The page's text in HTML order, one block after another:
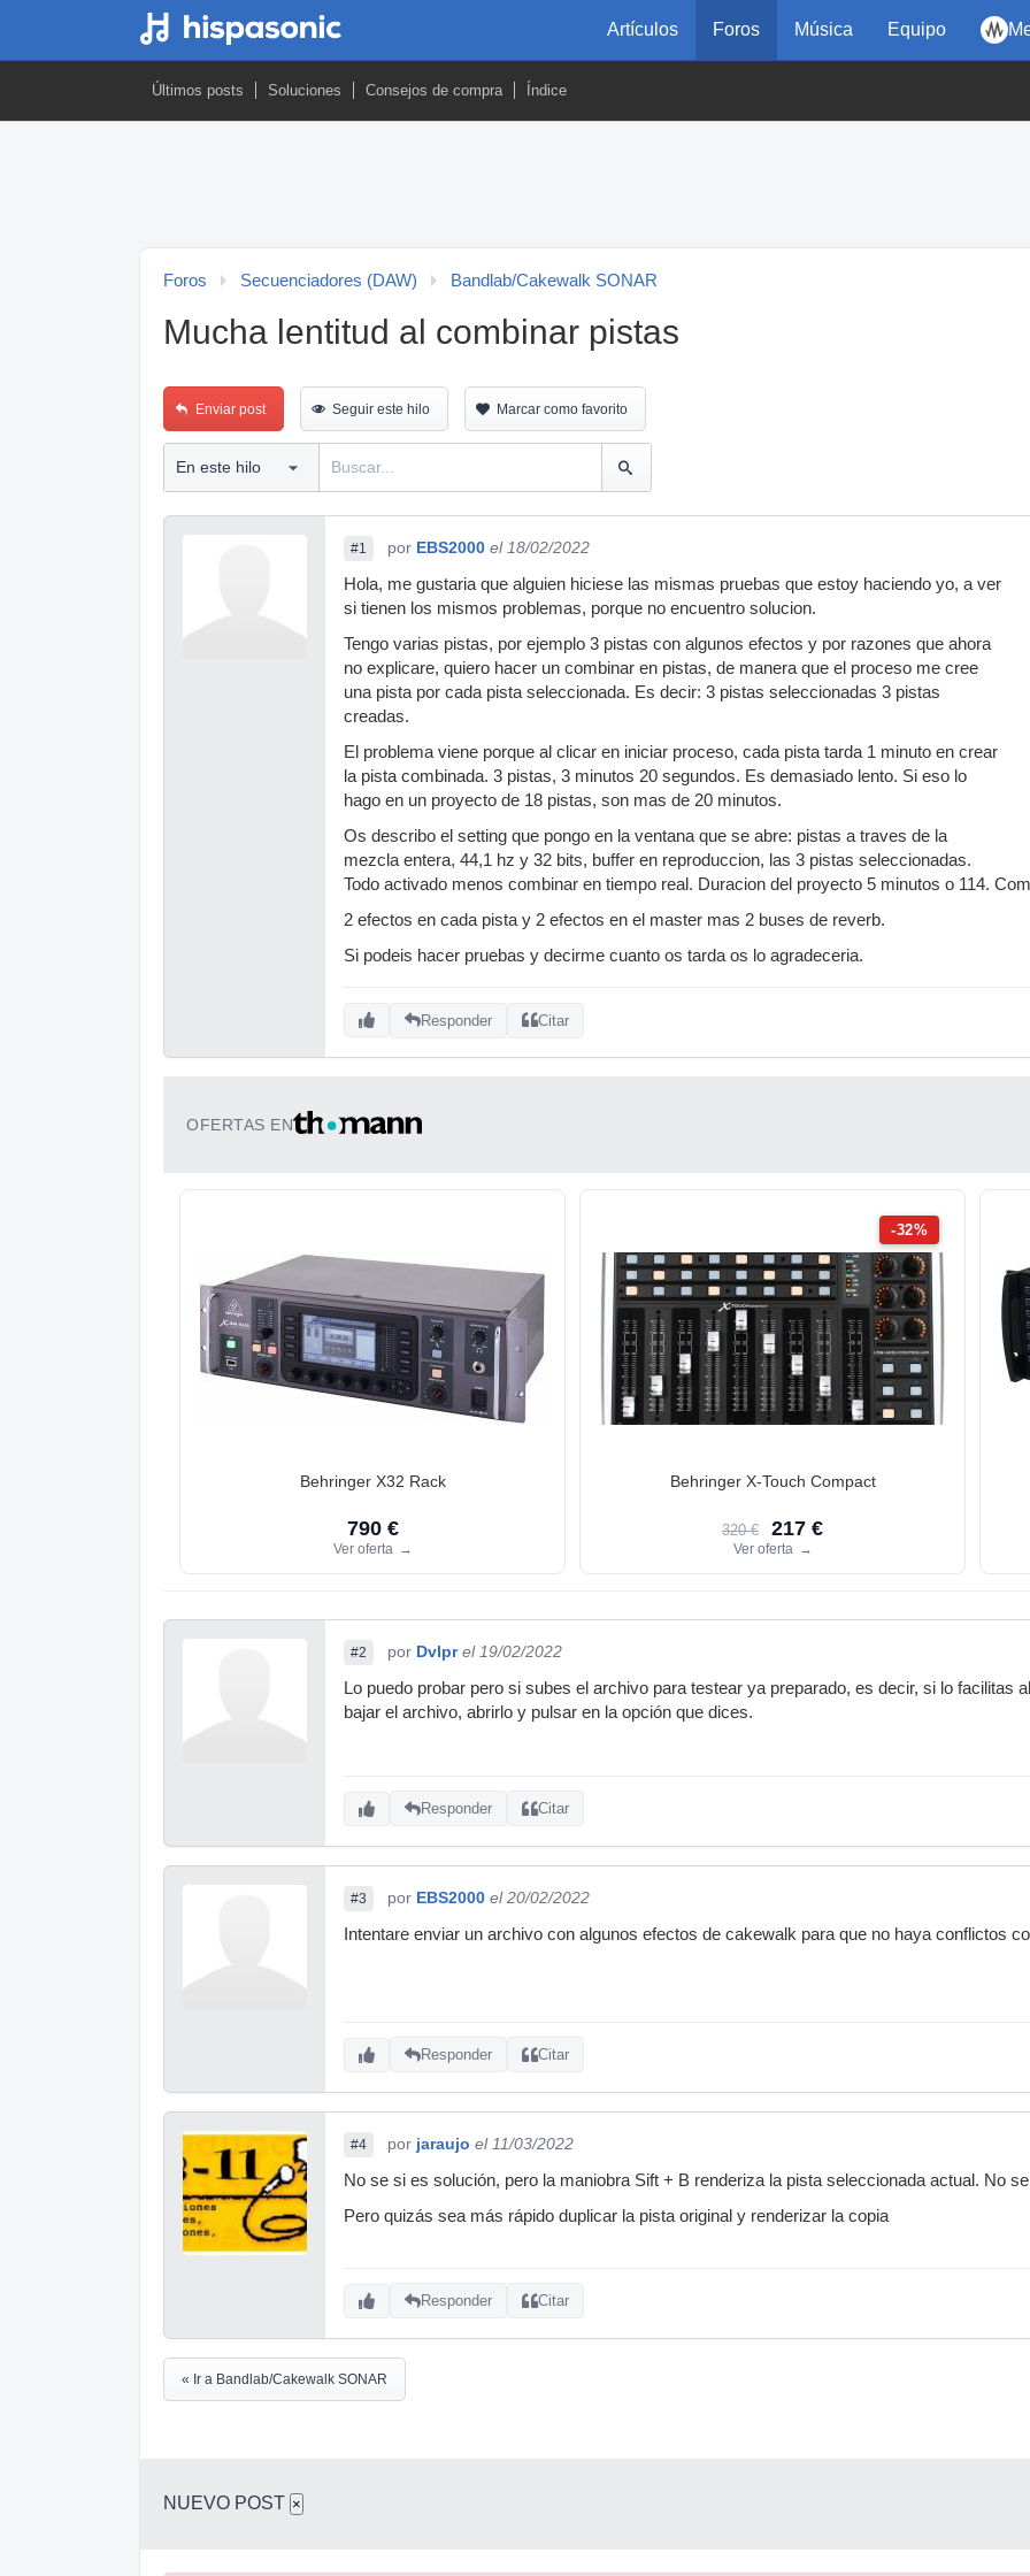
Artículos Foros Música Equipo
Últimos posts Soluciones Consejos de compra Índice
Foros Secuenciadores (DAW) Bandlab/Cakewalk SONAR
Mucha lentitud al combinar pistas
Enviar post Seguir este hilo Marcar como favorito
#1 por EBS2000 el 18/02/2022
Hola, me gustaria que alguien hiciese las mismas pruebas que estoy haciendo yo, a ver
si tienen los mismos problemas, porque no encuentro solucion.
Tengo varias pistas, por ejemplo 3 pistas con algunos efectos y por razones que ahora
no explicare, quiero hacer un combinar en pistas, de manera que el proceso me cree
una pista por cada pista seleccionada. Es decir: 3 pistas seleccionadas 3 pistas
creadas.
El problema viene porque al clicar en iniciar proceso, cada pista tarda 1 minuto en crear
la pista combinada. 3 pistas, 3 minutos 20 segundos. Es demasiado lento. Si eso lo
hago en un proyecto de 18 pistas, son mas de 20 minutos.
Os describo el setting que pongo en la ventana que se abre: pistas a traves de la
mezcla entera, 44,1 hz y 32 bits, buffer en reproduccion, las 3 pistas seleccionadas.
Todo activado menos combinar en tiempo real. Duracion del proyecto 5 minutos o 114.
2 efectos en cada pista y 2 efectos en el master mas 2 buses de reverb.
Si podeis hacer pruebas y decirme cuanto os tarda os lo agradeceria.
Responder Citar
OFERTAS EN
Behringer X32 Rack
790 €
Ver oferta →
-32%
Behringer X-Touch Compact
320 € 217 €
Ver oferta →
#2 por Dvlpr el 19/02/2022
Lo puedo probar pero si subes el archivo para testear ya preparado, es decir, si lo facilitas
bajar el archivo, abrirlo y pulsar en la opción que dices.
Responder Citar
#3 por EBS2000 el 20/02/2022
Intentare enviar un archivo con algunos efectos de cakewalk para que no haya conflictos
Responder Citar
#4 por jaraujo el 11/03/2022
No se si es solución, pero la maniobra Sift + B renderiza la pista seleccionada actual. No
Pero quizás sea más rápido duplicar la pista original y renderizar la copia
Responder Citar
« Ir a Bandlab/Cakewalk SONAR
NUEVO POST ×